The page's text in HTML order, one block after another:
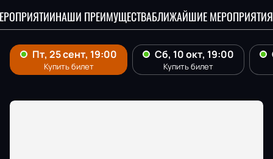
НАШИ ПРЕИМУЩЕСТВАБЛИЖАЙШИЕ МЕРОПРИЯТИЯ